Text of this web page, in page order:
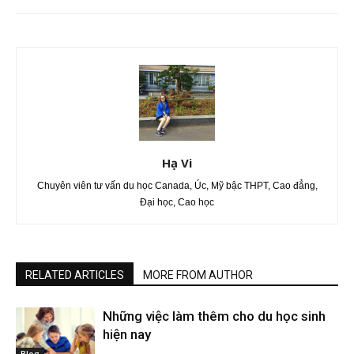
Hạ Vi
Chuyên viên tư vấn du học Canada, Úc, Mỹ bậc THPT, Cao đẳng,
Đại học, Cao học
RELATED ARTICLES MORE FROM AUTHOR
Những việc làm thêm cho du học sinh
hiện nay